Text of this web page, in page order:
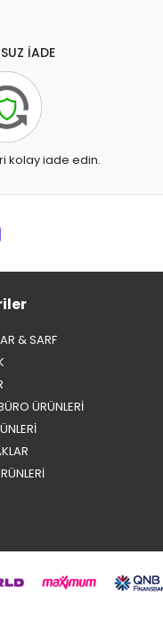
İADE
kolay iade edin.
& SARF
ÜRÜNLERİ